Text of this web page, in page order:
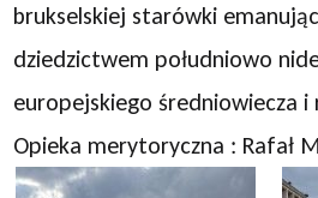
brukselskiej starówki
dziedzictwem południowo
europejskiego średniowiecza i
Opieka merytoryczna : Rafał